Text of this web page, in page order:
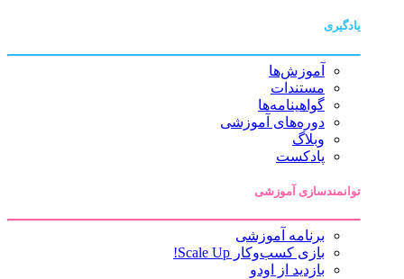
یادگیری
آموزش‌ها
مستندات
گواهینامه‌ها
دوره‌های آموزشی
وبلاگ
پادکست
توانمندسازی آموزشی
برنامه آموزشی
بازی کسب‌وکار Scale Up!
بازدید از اودو